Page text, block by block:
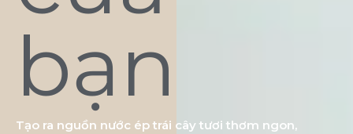
bạn
Tạo ra nguồn nước ép trái cây tươi thơm ngon,